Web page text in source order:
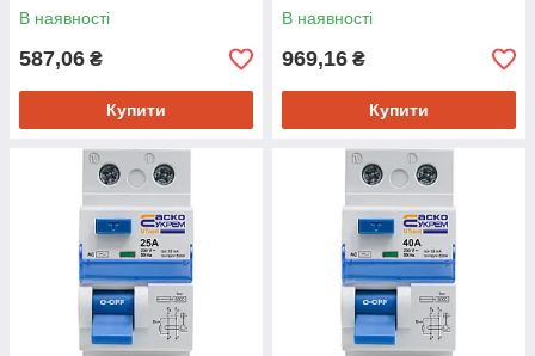
В наявності
587,06 ₴
Купити
В наявності
969,16 ₴
Купити